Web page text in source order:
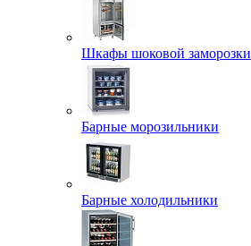
Шкафы шоковой заморозки
Барные морозильники
Барные холодильники